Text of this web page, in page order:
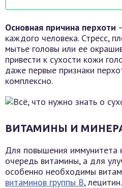
Основная причина перхоти
каждого человека. Стресс,
мытье головы или ее
привести к сухости кожи
даже первые признаки
комплексно.
ВИТАМИНЫ И
Для повышения иммунитета
очередь витамины, а для
особенно необходимы
витаминов группы В,